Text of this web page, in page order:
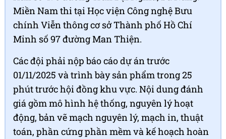
Miền Nam thi tại Học viện Công nghệ Bưu
chính Viễn thông cơ sở Thành phố Hồ Chí
Minh số 97 đường Man Thiện.
Các đội phải nộp báo cáo dự án trước
01/11/2025 và trình bày sản phẩm trong 25
phút trước hội đồng khu vực. Nội dung đánh
giá gồm mô hình hệ thống, nguyên lý hoạt
động, bản vẽ mạch nguyên lý, mạch in, thuật
toán, phần cứng phần mềm và kế hoạch hoàn